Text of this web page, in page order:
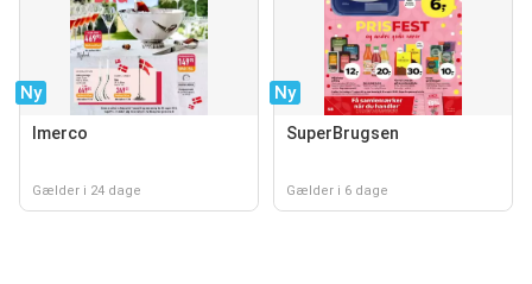
Ny
Imerco
Gælder i 24 dage
Ny
SuperBrugsen
Gælder i 6 dage